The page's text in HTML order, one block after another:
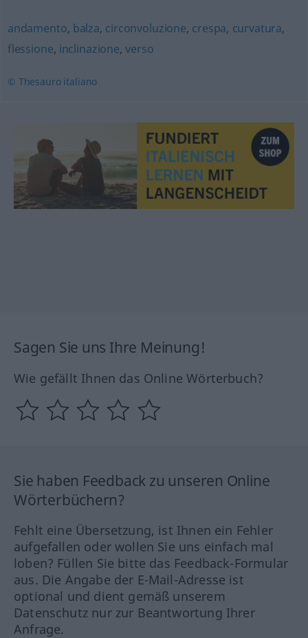
andamento, balza, circonvoluzione, crespa, curvatura,
flessione, inclinazione,verso
© Thesauro italiano
Sagen Sie uns Ihre Meinung!
Wie gefällt Ihnen das Online Wörterbuch?
Sie haben Feedback zu unseren Online
Wörterbüchern?
Fehlt eine Übersetzung, ist Ihnen ein Fehler
aufgefallen oder wollen Sie uns einfach mal
loben? Füllen Sie bitte das Feedback-Formular
aus. Die Angabe der E-Mail-Adresse ist
optional und dient gemäß unserem
Datenschutz nur zur Beantwortung Ihrer
Anfrage.